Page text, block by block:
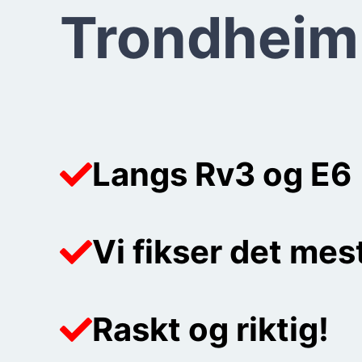
Trondheim
Langs Rv3 og E6
Vi fikser det
Raskt og riktig!